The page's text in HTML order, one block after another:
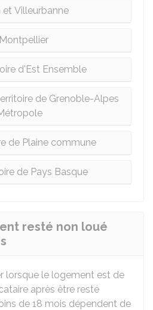
et Villeurbanne
d'Est Ensemble
de Grenoble-Alpes
de Plaine commune
de Pays Basque
resté non loué
lorsque le logement est de
après être resté
de 18 mois dépendent de